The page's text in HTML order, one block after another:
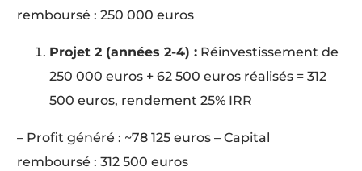
remboursé : 250 000 euros
Projet 2 (années 2-4) : Réinvestissement de
250 000 euros + 62 500 euros réalisés = 312
500 euros, rendement 25% IRR
– Profit généré : ~78 125 euros – Capital
remboursé : 312 500 euros